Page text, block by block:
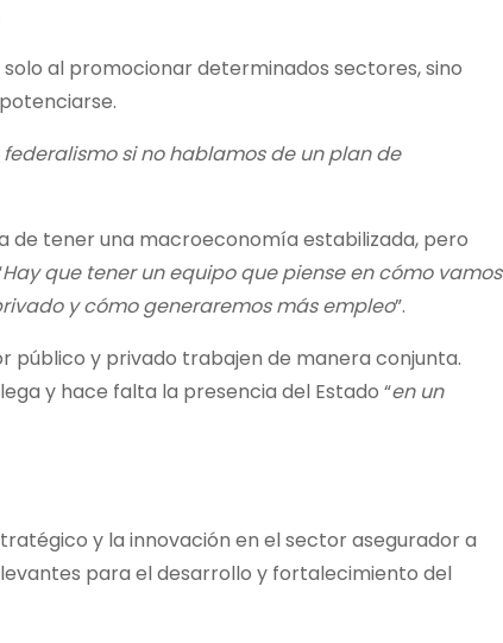
al promocionar determinados sectores, sino
si no hablamos de un plan de
de tener una macroeconomía estabilizada, pero
Hay que tener un equipo que piense en cómo vamos
y cómo generaremos más empleo”.
público y privado trabajen de manera conjunta.
y hace falta la presencia del Estado “en un
y la innovación en el sector asegurador a
para el desarrollo y fortalecimiento del